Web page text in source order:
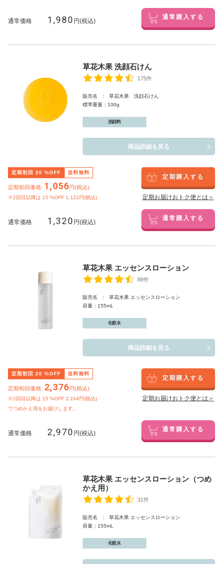
通常価格 1,980 円(税込) 通常購入する
草花木果 洗顔石けん
175件
販売名 : 草花木果 洗顔石けん
標準重量：100g
洗顔料
商品詳細を見る
定期初回 20 %OFF 送料無料
定期初回価格: 1,056円(税込)
※2回目以降は 15 %OFF 1,122円(税込)
定期購入する
定期お届けおトク便とは＞
通常価格 1,320 円(税込) 通常購入する
草花木果 エッセンスローション
88件
販売名 : 草花木果 エッセンスローション
容量：155mL
化粧水
商品詳細を見る
定期初回 20 %OFF 送料無料
定期初回価格: 2,376円(税込)
※2回目以降は 15 %OFF 2,244円(税込)
でつめかえ用をお届けします。
定期購入する
定期お届けおトク便とは＞
通常価格 2,970 円(税込) 通常購入する
草花木果 エッセンスローション（つめ
かえ用）
31件
販売名 : 草花木果 エッセンスローション
容量：155mL
化粧水